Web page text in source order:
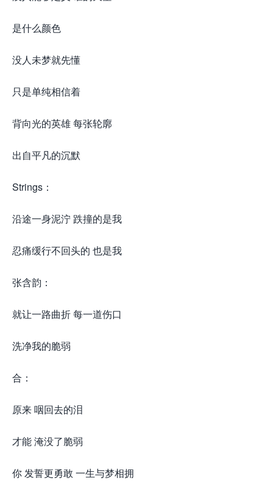
是什么颜色
没人未梦就先懂
只是单纯相信着
背向光的英雄 每张轮廓
出自平凡的沉默
Strings：
沿途一身泥泞 跌撞的是我
忍痛缓行不回头的 也是我
张含韵：
就让一路曲折 每一道伤口
洗净我的脆弱
合：
原来 咽回去的泪
才能 淹没了脆弱
你 发誓更勇敢 一生与梦相拥